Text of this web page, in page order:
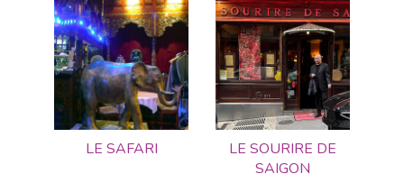
LE SAFARI
LE SOURIRE DE
SAIGON